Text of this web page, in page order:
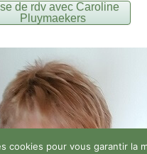
de rdv avec Caroline
Pluymaekers
cookies pour vous garantir la